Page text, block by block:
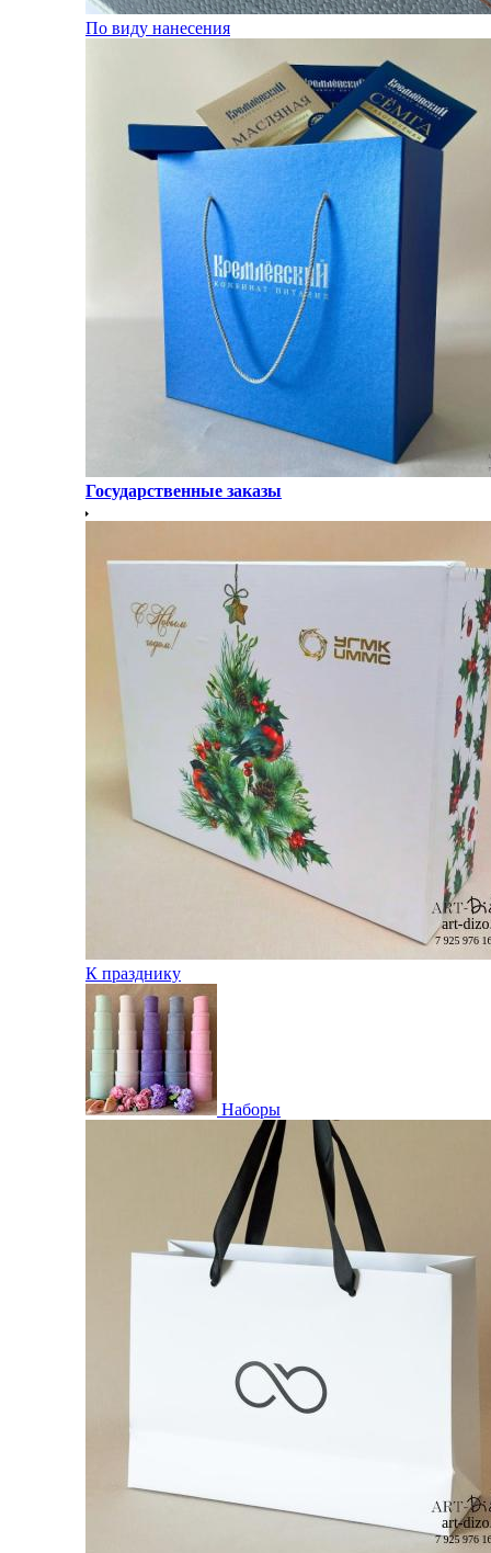
По виду нанесения
Государственные заказы
К празднику
Наборы